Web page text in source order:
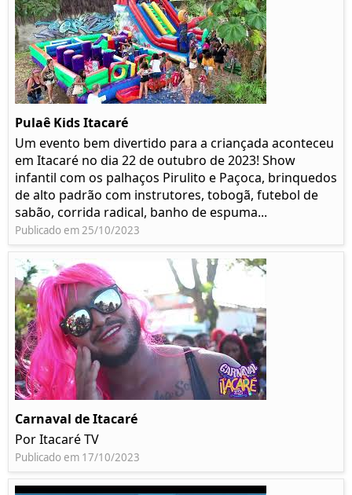
Pulaê Kids Itacaré
Um evento bem divertido para a criançada aconteceu
em Itacaré no dia 22 de outubro de 2023! Show
infantil com os palhaços Pirulito e Paçoca, brinquedos
de alto padrão com instrutores, tobogã, futebol de
sabão, corrida radical, banho de espuma...
Publicado em 25/10/2023
Carnaval de Itacaré
Por Itacaré TV
Publicado em 17/10/2023